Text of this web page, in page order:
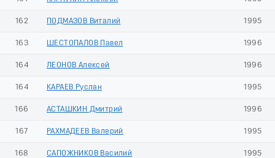
162 ПОДМАЗОВ Виталий 1995
163 ШЕСТОПАЛОВ Павел 1996
164 ЛЕОНОВ Алексей 1996
164 КАРАЕВ Руслан 1995
166 АСТАШКИН Дмитрий 1996
167 РАХМАДЕЕВ Валерий 1995
168 САПОЖНИКОВ Василий 1995